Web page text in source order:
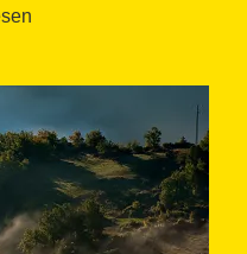
auf traditionellen